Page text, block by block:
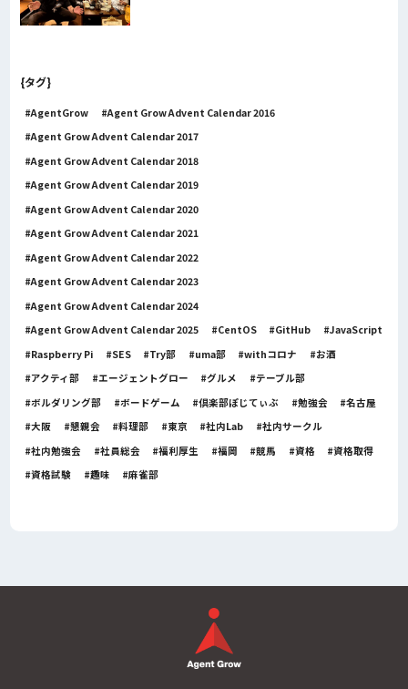
{タグ}
AgentGrow
Agent Grow Advent Calendar 2016
Agent Grow Advent Calendar 2017
Agent Grow Advent Calendar 2018
Agent Grow Advent Calendar 2019
Agent Grow Advent Calendar 2020
Agent Grow Advent Calendar 2021
Agent Grow Advent Calendar 2022
Agent Grow Advent Calendar 2023
Agent Grow Advent Calendar 2024
Agent Grow Advent Calendar 2025
CentOS GitHub
JavaScript
Raspberry Pi
SES Try部 uma部 withコロナ
お酒
アクティ部
エージェントグロー グルメ
テーブル部
ボルダリング部
ボードゲーム 倶楽部ぽじてぃぶ 勉強会
名古屋
大阪
懇親会 料理部 東京 社内Lab
社内サークル
社内勉強会
社員総会 福利厚生 福岡 競馬 資格
資格取得
資格試験
趣味 麻雀部